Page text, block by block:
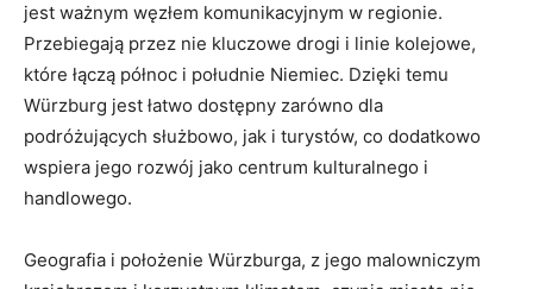
jest ważnym węzłem komunikacyjnym w regionie.
Przebiegają przez nie kluczowe drogi i linie kolejowe,
które łączą północ i południe Niemiec. Dzięki temu
Würzburg jest łatwo dostępny zarówno dla
podróżujących służbowo, jak i turystów, co dodatkowo
wspiera jego rozwój jako centrum kulturalnego i
handlowego.
Geografia i położenie Würzburga, z jego malowniczym